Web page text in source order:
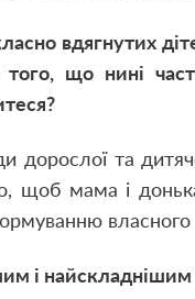
вдягнутих
що нині
дорослої та
щоб мама і
і найскладнішим